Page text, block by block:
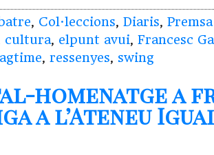
, Col·leccions, Diaris, Premsa
cultura, elpunt avui, Francesc
, ressenyes, swing
homenatge a
a l’Ateneu